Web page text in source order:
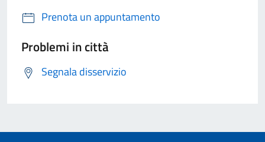
Prenota un appuntamento
Problemi in città
Segnala disservizio